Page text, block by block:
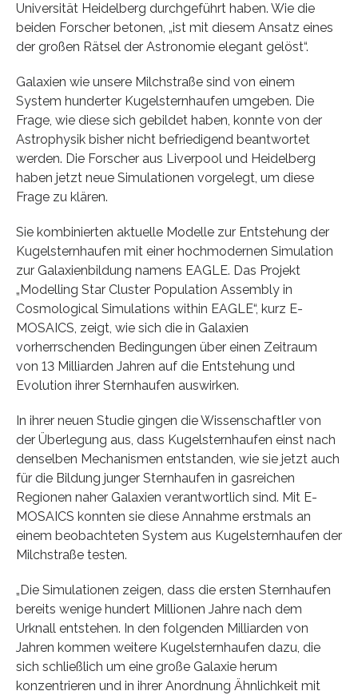
Universität Heidelberg durchgeführt haben. Wie die
beiden Forscher betonen, „ist mit diesem Ansatz eines
der großen Rätsel der Astronomie elegant gelöst“.
Galaxien wie unsere Milchstraße sind von einem
System hunderter Kugelsternhaufen umgeben. Die
Frage, wie diese sich gebildet haben, konnte von der
Astrophysik bisher nicht befriedigend beantwortet
werden. Die Forscher aus Liverpool und Heidelberg
haben jetzt neue Simulationen vorgelegt, um diese
Frage zu klären.
Sie kombinierten aktuelle Modelle zur Entstehung der
Kugelsternhaufen mit einer hochmodernen Simulation
zur Galaxienbildung namens EAGLE. Das Projekt
„Modelling Star Cluster Population Assembly in
Cosmological Simulations within EAGLE“, kurz E-
MOSAICS, zeigt, wie sich die in Galaxien
vorherrschenden Bedingungen über einen Zeitraum
von 13 Milliarden Jahren auf die Entstehung und
Evolution ihrer Sternhaufen auswirken.
In ihrer neuen Studie gingen die Wissenschaftler von
der Überlegung aus, dass Kugelsternhaufen einst nach
denselben Mechanismen entstanden, wie sie jetzt auch
für die Bildung junger Sternhaufen in gasreichen
Regionen naher Galaxien verantwortlich sind. Mit E-
MOSAICS konnten sie diese Annahme erstmals an
einem beobachteten System aus Kugelsternhaufen der
Milchstraße testen.
„Die Simulationen zeigen, dass die ersten Sternhaufen
bereits wenige hundert Millionen Jahre nach dem
Urknall entstehen. In den folgenden Milliarden von
Jahren kommen weitere Kugelsternhaufen dazu, die
sich schließlich um eine große Galaxie herum
konzentrieren und in ihrer Anordnung Ähnlichkeit mit